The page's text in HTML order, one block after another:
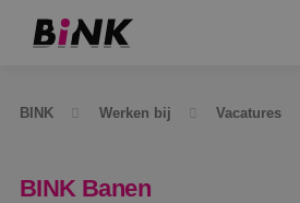
BINK Werken bij Vacatures
BINK Banen